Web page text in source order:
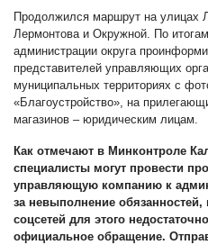
Продолжился маршрут на улицах
Лермонтова и Окружной. По
администрации округа
представителей управляющих
муниципальных территориях с
«Благоустройство», на
магазинов – юридическим лицам.
Как отмечают в Минконтроле
специалисты могут провести
управляющую компанию к
за невыполнение обязанностей,
соцсетей для этого
официальное обращение.